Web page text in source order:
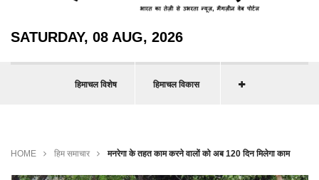
SATURDAY, 08 AUG, 2026
हिमाचल विशेष हिमाचल विकास
HOME हिम समाचार मनरेगा के तहत काम करने वालों को अब 120 दिन मिलेगा काम